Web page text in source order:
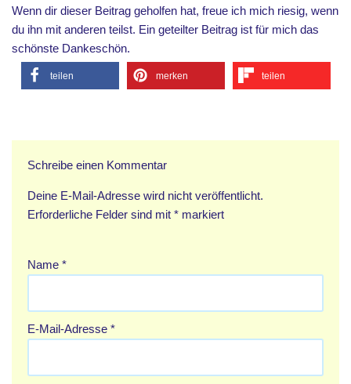
Wenn dir dieser Beitrag geholfen hat, freue ich mich riesig, wenn
du ihn mit anderen teilst. Ein geteilter Beitrag ist für mich das
schönste Dankeschön.
teilen merken teilen
Schreibe einen Kommentar
Deine E-Mail-Adresse wird nicht veröffentlicht.
Erforderliche Felder sind mit * markiert
Name *
E-Mail-Adresse *